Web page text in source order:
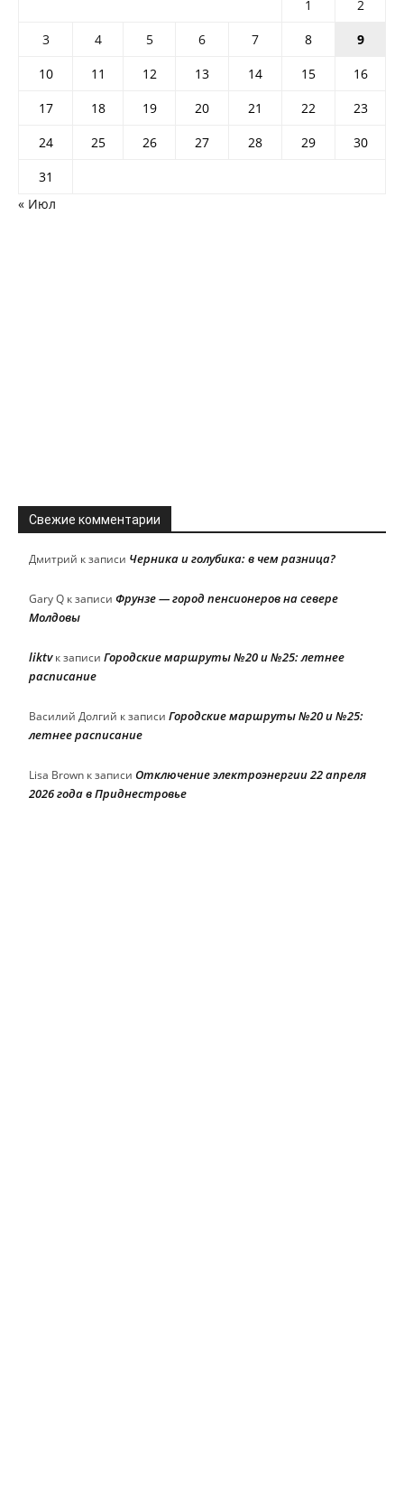
1
2
3
4 5 6 7 8
9
10
11 12 13 14 15
16
17
18 19 20 21 22
23
24
25 26 27 28 29
30
31
« Июл
Свежие комментарии
Дмитрий к записи Черника и голубика: в чем разница?
Gary Q к записи Фрунзе — город пенсионеров на севере
Молдовы
liktvк записи Городские маршруты №20 и №25: летнее
расписание
Василий Долгий к записи Городские маршруты №20 и №25:
летнее расписание
Lisa Brown к записи Отключение электроэнергии 22 апреля
2026 года в Приднестровье